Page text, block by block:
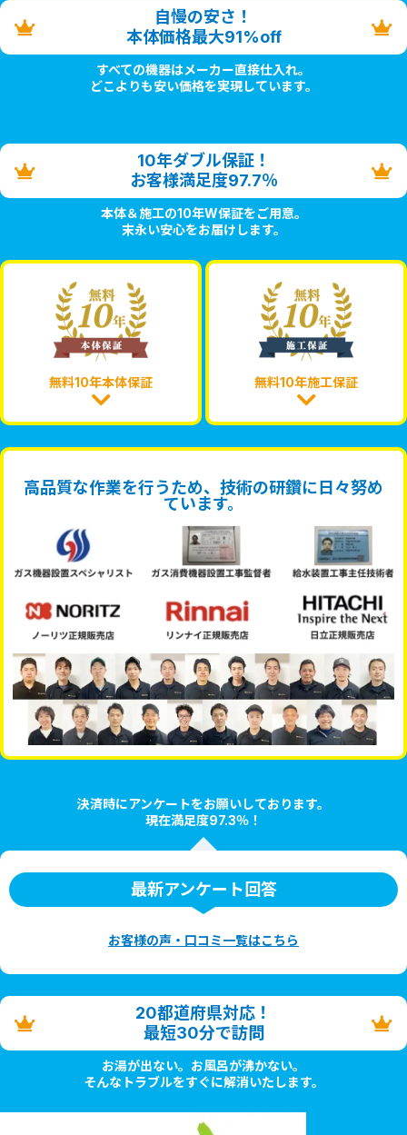
自慢の安さ！
本体価格最大91%off
すべての機器はメーカー直接仕入れ。
どこよりも安い価格を実現しています。
10年ダブル保証！
お客様満足度97.7％
本体＆施工の10年W保証をご用意。
末永い安心をお届けします。
無料10年本体保証 無料10年施工保証
高品質な作業を行うため、技術の研鑽に日々努め
ています。
決済時にアンケートをお願いしております。
現在満足度97.3％！
最新アンケート回答
お客様の声・口コミ一覧はこちら
20都道府県対応！
最短30分で訪問
お湯が出ない。お風呂が沸かない。
そんなトラブルをすぐに解消いたします。